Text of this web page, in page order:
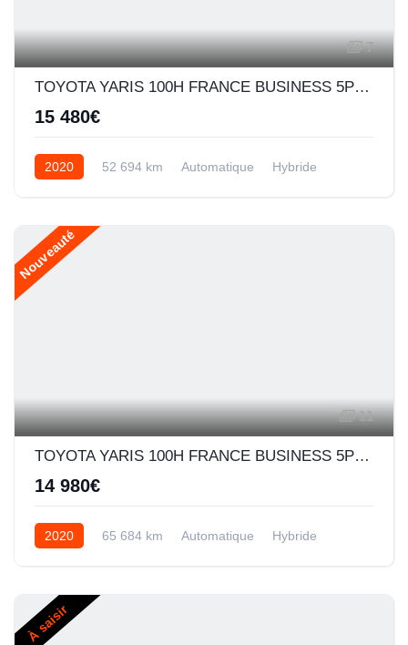
7
TOYOTA YARIS 100H FRANCE BUSINESS 5P MY19
15 480€
2020 52 694 km Automatique Hybride
Nouveauté
11
TOYOTA YARIS 100H FRANCE BUSINESS 5P MY19
14 980€
2020 65 684 km Automatique Hybride
À saisir